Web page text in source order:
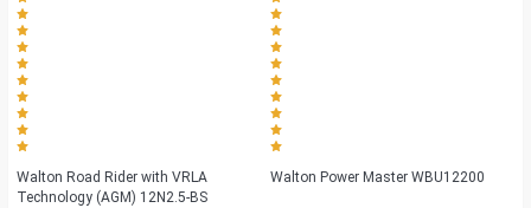
Walton Road Rider with VRLA
Technology (AGM) 12N2.5-BS
Walton Power Master WBU12200